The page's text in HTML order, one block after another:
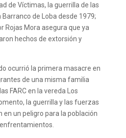
de Víctimas, la guerrilla de las
Barranco de Loba desde 1979;
Rojas Mora asegura que ya
hechos de extorsión y
ocurrió la primera masacre en
de una misma familia
FARC en la vereda Los
la guerrilla y las fuerzas
un peligro para la población